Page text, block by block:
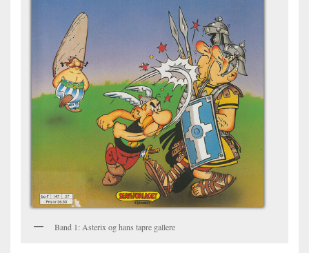
Band 1: Asterix og hans tapre gallere